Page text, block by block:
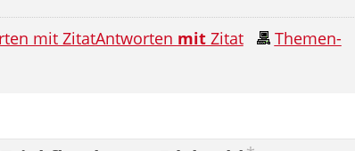
Antworten mitZitat
Themen-